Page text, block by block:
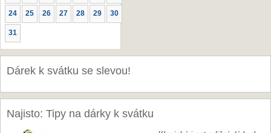
24 25 26 27 28 29 30
31
Dárek k svátku se slevou!
Najisto: Tipy na dárky k svátku